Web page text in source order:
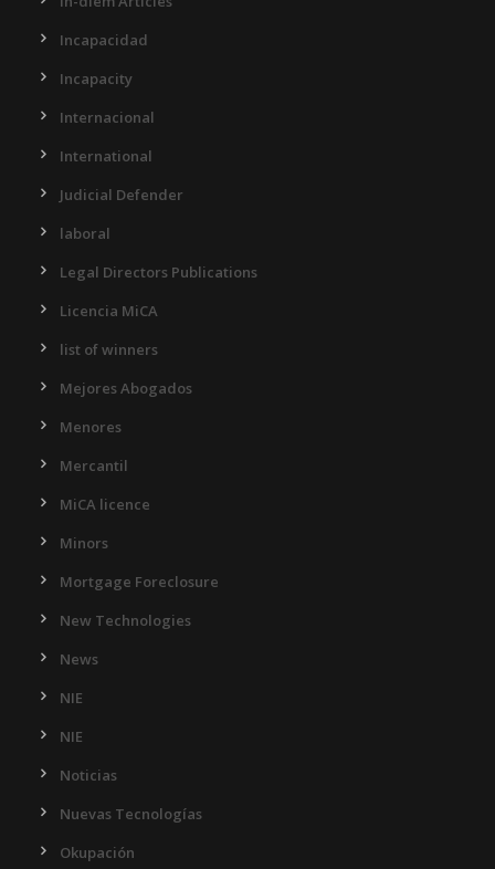
Incapacidad
Incapacity
Internacional
International
Judicial Defender
laboral
Legal Directors Publications
Licencia MiCA
list of winners
Mejores Abogados
Menores
Mercantil
MiCA licence
Minors
Mortgage Foreclosure
New Technologies
News
NIE
NIE
Noticias
Nuevas Tecnologías
Okupación